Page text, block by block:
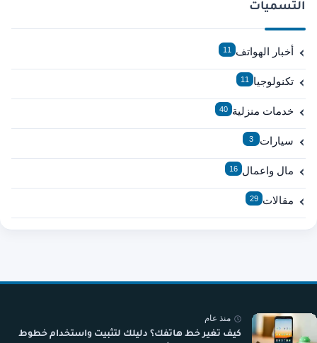
التسميات
أخبار الهواتف 11
تكنولوجيا 11
خدمات منزلية 40
سيارات 3
مال واعمال 16
مقالات 29
منذ عام
كيف تغير خط هاتفك؟ دليلك لتثبيت واستخدام خطوط